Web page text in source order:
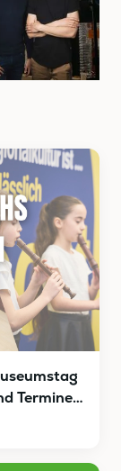
Termine